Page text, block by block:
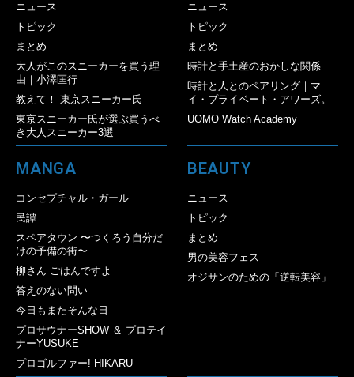
ニュース
トピック
まとめ
大人がこのスニーカーを買う理
由｜小澤匡行
教えて！ 東京スニーカー氏
東京スニーカー氏が選ぶ買うべ
き大人スニーカー3選
ニュース
トピック
まとめ
時計と手土産のおかしな関係
時計と人とのペアリング｜マ
イ・プライベート・アワーズ。
UOMO Watch Academy
MANGA
コンセプチャル・ガール
民譚
スペアタウン 〜つくろう自分だ
けの予備の街〜
柳さん ごはんですよ
答えのない問い
今日もまたそんな日
プロサウナーSHOW ＆ プロテイ
ナーYUSUKE
プロゴルファー! HIKARU
BEAUTY
ニュース
トピック
まとめ
男の美容フェス
オジサンのための「逆転美容」